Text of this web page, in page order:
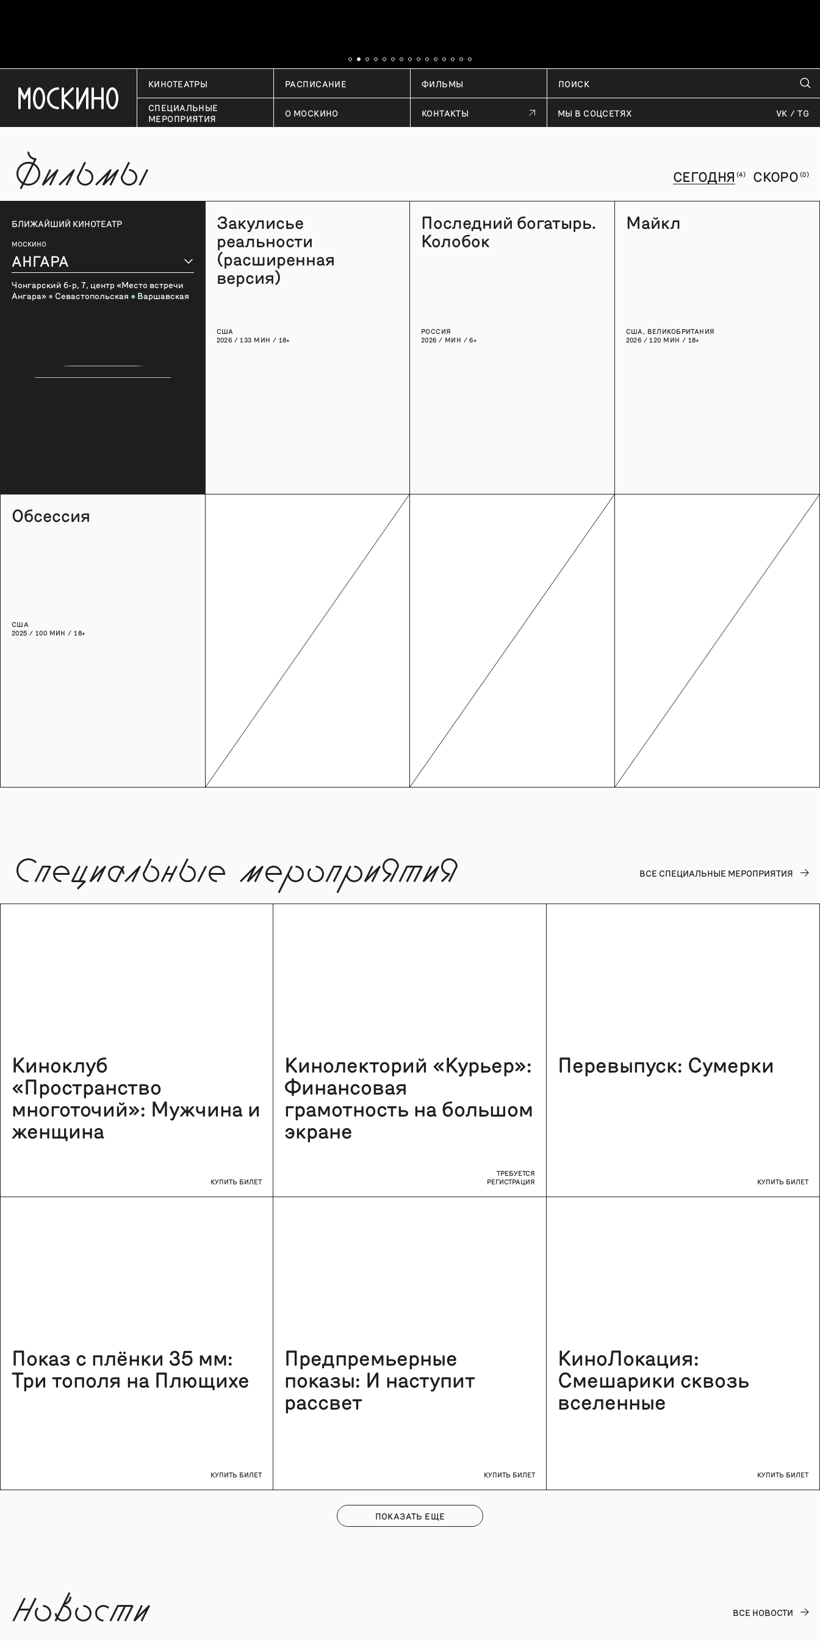
КИНОТЕАТРЫ РАСПИСАНИЕ ФИЛЬМЫ
СПЕЦИАЛЬНЫЕ
МЕРОПРИЯТИЯ
О МОСКИНО КОНТАКТЫ МЫ В СОЦСЕТЯХ VK TG
Фильмы СЕГОДНЯ (4) СКОРО (0)
БЛИЖАЙШИЙ КИНОТЕАТР
МОСКИНО
АНГАРА
Чонгарский б-р, 7, центр «Место встречи
Ангара» ● Севастопольская ● Варшавская
Закулисье
реальности
(расширенная
версия)
США
2026 / 133 МИН / 18+
Последний богатырь.
Колобок
РОССИЯ
2026 / МИН / 6+
Майкл
США, ВЕЛИКОБРИТАНИЯ
2026 / 120 МИН / 18+
Обсессия
США
2025 / 100 МИН / 18+
Специальные мероприятия ВСЕ CПЕЦИАЛЬНЫЕ МЕРОПРИЯТИЯ
Киноклуб
«Пространство
многоточий»: Мужчина и
женщина
КУПИТЬ БИЛЕТ
Кинолекторий «Курьер»:
Финансовая
грамотность на большом
экране
ТРЕБУЕТСЯ
РЕГИСТРАЦИЯ
Перевыпуск: Сумерки
КУПИТЬ БИЛЕТ
Показ с плёнки 35 мм:
Три тополя на Плющихе
КУПИТЬ БИЛЕТ
Предпремьерные
показы: И наступит
рассвет
КУПИТЬ БИЛЕТ
КиноЛокация:
Смешарики сквозь
вселенные
КУПИТЬ БИЛЕТ
ПОКАЗАТЬ ЕЩЕ
Новости ВСЕ НОВОСТИ